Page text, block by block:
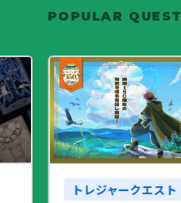
POPULAR QUEST
トレジャークエスト